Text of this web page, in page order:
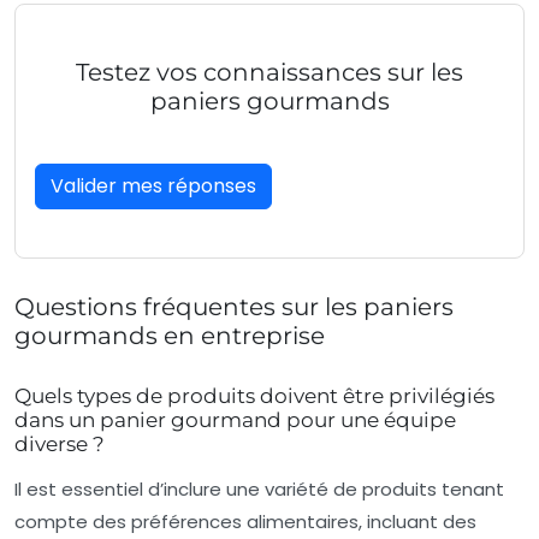
Testez vos connaissances sur les
paniers gourmands
Quiz interactif, choisissez la réponse correcte pour
Valider mes réponses
Questions fréquentes sur les paniers
gourmands en entreprise
Quels types de produits doivent être privilégiés
dans un panier gourmand pour une équipe
diverse ?
Il est essentiel d’inclure une variété de produits tenant
compte des préférences alimentaires, incluant des